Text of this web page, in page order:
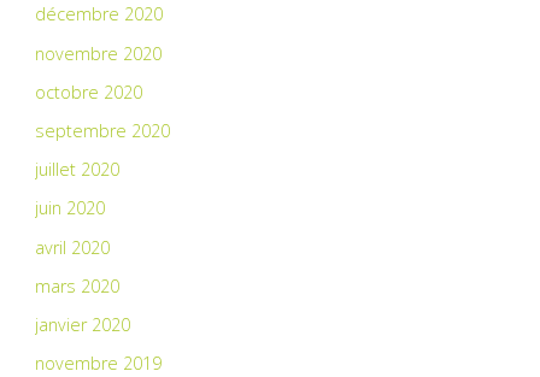
décembre 2020
novembre 2020
octobre 2020
septembre 2020
juillet 2020
juin 2020
avril 2020
mars 2020
janvier 2020
novembre 2019